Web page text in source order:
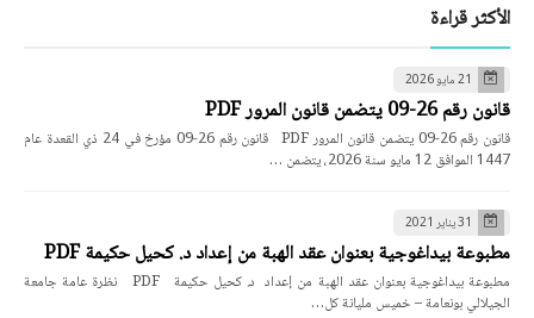
الأكثر قراءة
21 مايو 2026
قانون رقم 26-09 يتضمن قانون المرور PDF
قانون رقم 26-09 يتضمن قانون المرور PDF قانون رقم 26-09 مؤرخ في 24 ذي القعدة عام
1447 الموافق 12 مايو سنة 2026، يتضمن …
31 يناير 2021
مطبوعة بيداغوجية بعنوان عقد الهبة من إعداد د. كحيل حكيمة PDF
مطبوعة بيداغوجية بعنوان عقد الهبة من إعداد د. كحيل حكيمة PDF نظرة عامة جامعة
الجيلالي بونعامة – خميس مليانة كل…